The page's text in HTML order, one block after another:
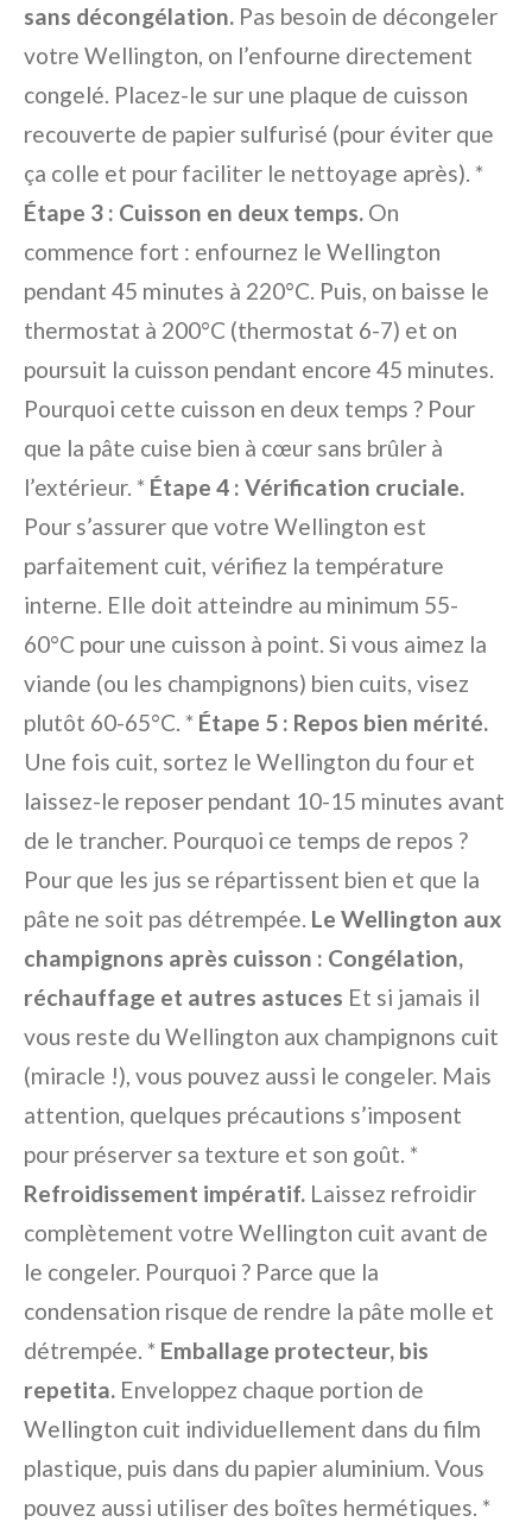
sans décongélation. Pas besoin de décongeler
votre Wellington, on l’enfourne directement
congelé. Placez-le sur une plaque de cuisson
recouverte de papier sulfurisé (pour éviter que
ça colle et pour faciliter le nettoyage après). *
Étape 3 : Cuisson en deux temps. On
commence fort : enfournez le Wellington
pendant 45 minutes à 220°C. Puis, on baisse le
thermostat à 200°C (thermostat 6-7) et on
poursuit la cuisson pendant encore 45 minutes.
Pourquoi cette cuisson en deux temps ? Pour
que la pâte cuise bien à cœur sans brûler à
l’extérieur. * Étape 4 : Vérification cruciale.
Pour s’assurer que votre Wellington est
parfaitement cuit, vérifiez la température
interne. Elle doit atteindre au minimum 55-
60°C pour une cuisson à point. Si vous aimez la
viande (ou les champignons) bien cuits, visez
plutôt 60-65°C. * Étape 5 : Repos bien mérité.
Une fois cuit, sortez le Wellington du four et
laissez-le reposer pendant 10-15 minutes avant
de le trancher. Pourquoi ce temps de repos ?
Pour que les jus se répartissent bien et que la
pâte ne soit pas détrempée. Le Wellington aux
champignons après cuisson : Congélation,
réchauffage et autres astuces Et si jamais il
vous reste du Wellington aux champignons cuit
(miracle !), vous pouvez aussi le congeler. Mais
attention, quelques précautions s’imposent
pour préserver sa texture et son goût. *
Refroidissement impératif. Laissez refroidir
complètement votre Wellington cuit avant de
le congeler. Pourquoi ? Parce que la
condensation risque de rendre la pâte molle et
détrempée. * Emballage protecteur, bis
repetita. Enveloppez chaque portion de
Wellington cuit individuellement dans du film
plastique, puis dans du papier aluminium. Vous
pouvez aussi utiliser des boîtes hermétiques. *